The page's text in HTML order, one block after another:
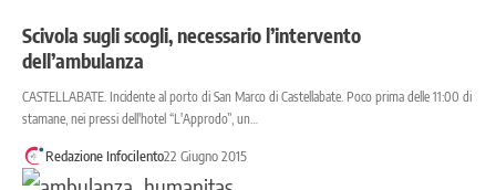
Scivola sugli scogli, necessario l’intervento
dell’ambulanza
CASTELLABATE. Incidente al porto di San Marco di Castellabate. Poco prima delle 11:00 di
stamane, nei pressi dell'hotel “L'Approdo”, un…
Redazione Infocilento22 Giugno 2015